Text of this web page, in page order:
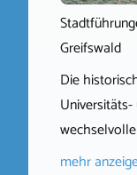
Greifswald
Die
mehr